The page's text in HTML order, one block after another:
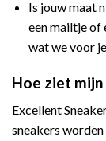
Is jouw maat
een mailtje of
wat we voor
Hoe ziet
Excellent
sneakers